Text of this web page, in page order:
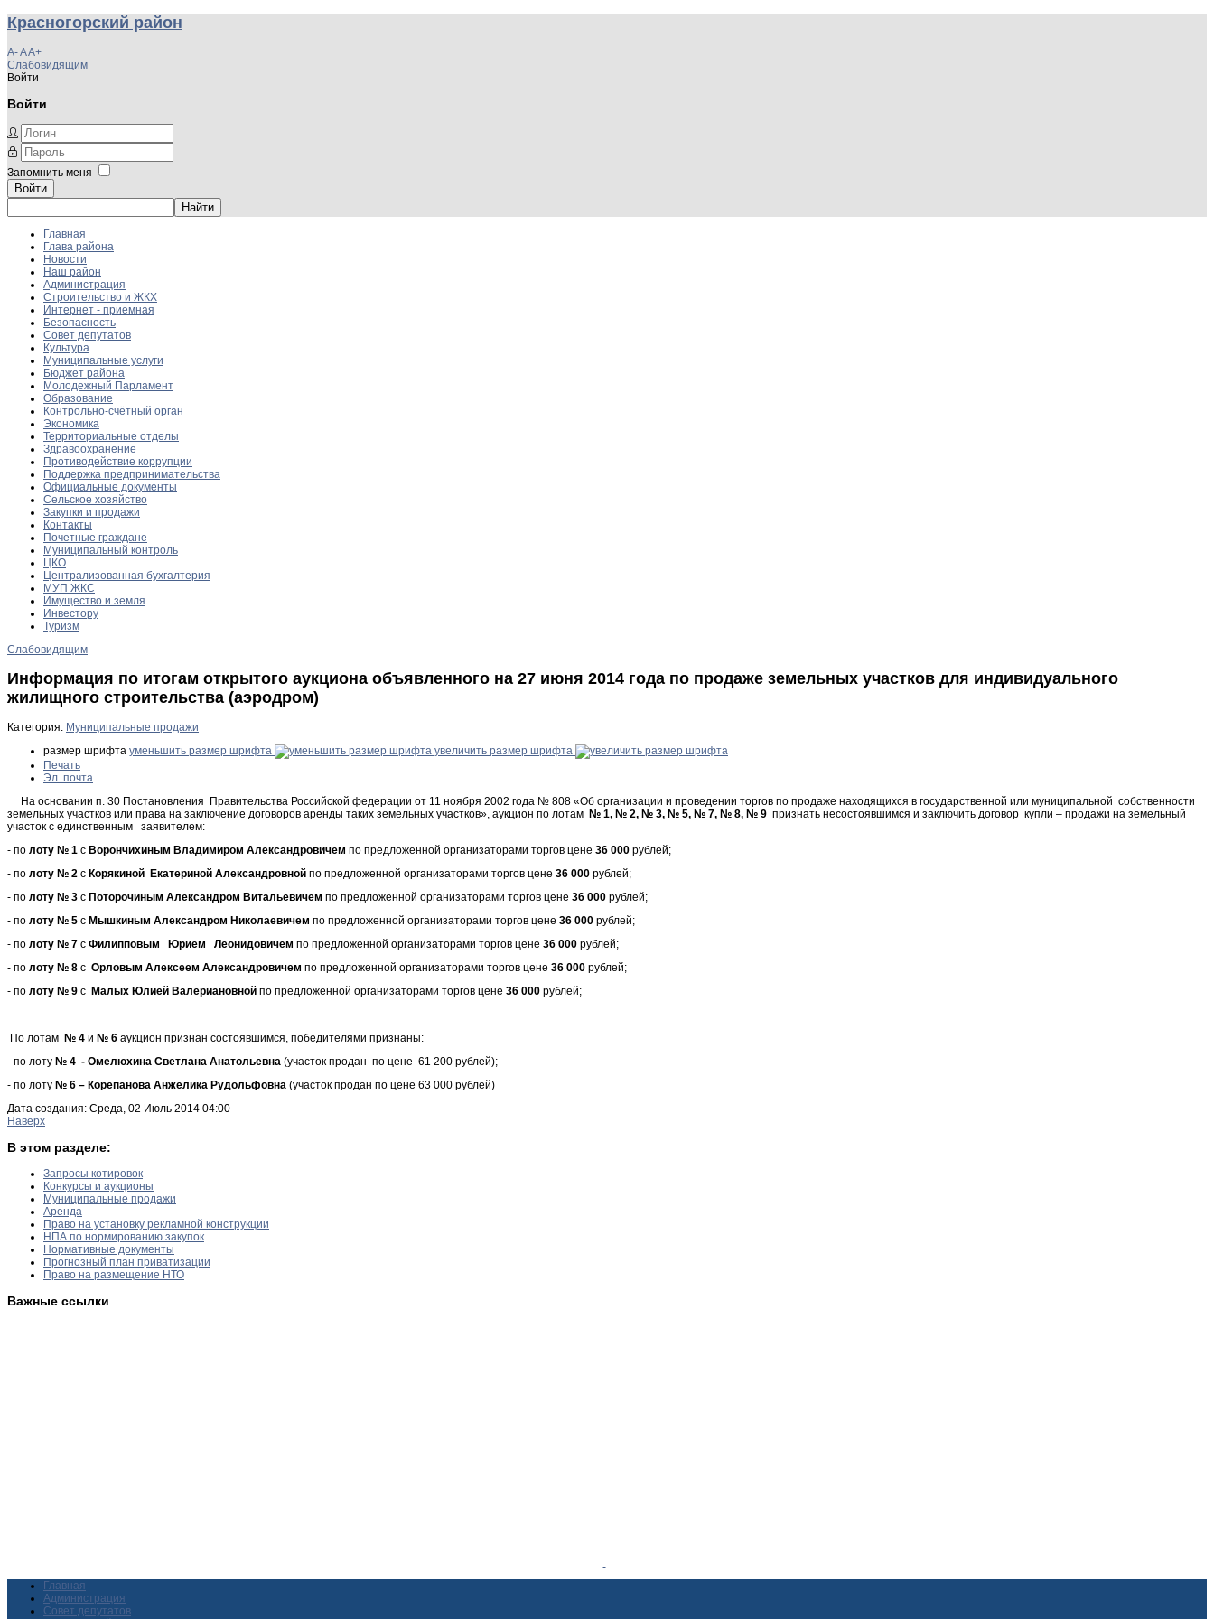
Красногорский район
A-AA+
Слабовидящим
Войти
Войти
Запомнить меня
Войти
Главная
Глава района
Новости
Наш район
Администрация
Строительство и ЖКХ
Интернет - приемная
Безопасность
Совет депутатов
Культура
Муниципальные услуги
Бюджет района
Молодежный Парламент
Образование
Контрольно-счётный орган
Экономика
Территориальные отделы
Здравоохранение
Противодействие коррупции
Поддержка предпринимательства
Официальные документы
Сельское хозяйство
Закупки и продажи
Контакты
Почетные граждане
Муниципальный контроль
ЦКО
Централизованная бухгалтерия
МУП ЖКС
Имущество и земля
Инвестору
Туризм
Слабовидящим
Информация по итогам открытого аукциона объявленного на 27 июня 2014 года по продаже земельных участков для индивидуального
жилищного строительства (аэродром)
Категория: Муниципальные продажи
размер шрифта уменьшить размер шрифта
увеличить размер шрифта
Печать
Эл. почта
На основании п. 30 Постановления Правительства Российской федерации от 11 ноября 2002 года № 808 «Об организации и проведении торгов по продаже находящихся в государственной или муниципальной собственности
земельных участков или права на заключение договоров аренды таких земельных участков», аукцион по лотам № 1, № 2, № 3, № 5, № 7, № 8, № 9 признать несостоявшимся и заключить договор купли – продажи на земельный
участок с единственным заявителем:
- по лоту № 1 с Ворончихиным Владимиром Александровичем по предложенной организаторами торгов цене 36 000 рублей;
- по лоту № 2 с Корякиной Екатериной Александровной по предложенной организаторами торгов цене 36 000 рублей;
- по лоту № 3 с Поторочиным Александром Витальевичем по предложенной организаторами торгов цене 36 000 рублей;
- по лоту № 5 с Мышкиным Александром Николаевичем по предложенной организаторами торгов цене 36 000 рублей;
- по лоту № 7 с Филипповым Юрием Леонидовичем по предложенной организаторами торгов цене 36 000 рублей;
- по лоту № 8 с Орловым Алексеем Александровичем по предложенной организаторами торгов цене 36 000 рублей;
- по лоту № 9 с Малых Юлией Валериановной по предложенной организаторами торгов цене 36 000 рублей;
По лотам № 4 и № 6 аукцион признан состоявшимся, победителями признаны:
- по лоту № 4 - Омелюхина Светлана Анатольевна (участок продан по цене 61 200 рублей);
- по лоту № 6 – Корепанова Анжелика Рудольфовна (участок продан по цене 63 000 рублей)
Дата создания: Среда, 02 Июль 2014 04:00
Наверх
В этом разделе:
Запросы котировок
Конкурсы и аукционы
Муниципальные продажи
Аренда
Право на установку рекламной конструкции
НПА по нормированию закупок
Нормативные документы
Прогнозный план приватизации
Право на размещение НТО
Важные ссылки
Главная
Администрация
Совет депутатов